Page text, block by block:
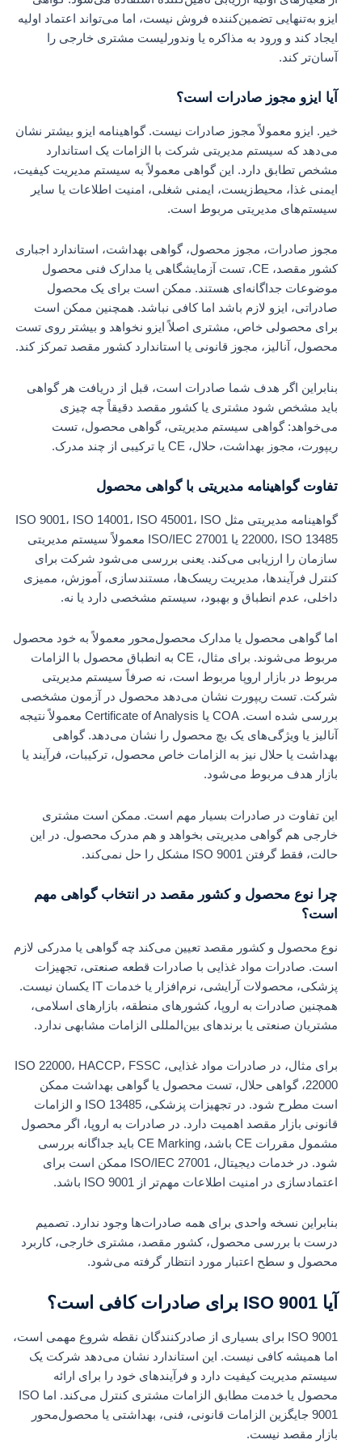
ایزو به‌تنهایی تضمین‌کننده فروش نیست، اما می‌تواند اعتماد اولیه
ایجاد کند و ورود به مذاکره یا وندورلیست مشتری خارجی را
آسان‌تر کند.
آیا ایزو مجوز صادرات است؟
خیر. ایزو معمولاً مجوز صادرات نیست. گواهینامه ایزو بیشتر نشان
می‌دهد که سیستم مدیریتی شرکت با الزامات یک استاندارد
مشخص تطابق دارد. این گواهی معمولاً به سیستم مدیریت کیفیت،
ایمنی غذا، محیط‌زیست، ایمنی شغلی، امنیت اطلاعات یا سایر
سیستم‌های مدیریتی مربوط است.
مجوز صادرات، مجوز محصول، گواهی بهداشت، استاندارد اجباری
کشور مقصد، CE، تست آزمایشگاهی یا مدارک فنی محصول
موضوعات جداگانه‌ای هستند. ممکن است برای یک محصول
صادراتی، ایزو لازم باشد اما کافی نباشد. همچنین ممکن است
برای محصولی خاص، مشتری اصلاً ایزو نخواهد و بیشتر روی تست
محصول، آنالیز، مجوز قانونی یا استاندارد کشور مقصد تمرکز کند.
بنابراین اگر هدف شما صادرات است، قبل از دریافت هر گواهی
باید مشخص شود مشتری یا کشور مقصد دقیقاً چه چیزی
می‌خواهد: گواهی سیستم مدیریتی، گواهی محصول، تست
ریپورت، مجوز بهداشت، حلال، CE یا ترکیبی از چند مدرک.
تفاوت گواهینامه مدیریتی با گواهی محصول
گواهینامه مدیریتی مثل ISO 9001، ISO 14001، ISO 45001، ISO
22000، ISO 13485 یا ISO/IEC 27001 معمولاً سیستم مدیریتی
سازمان را ارزیابی می‌کند. یعنی بررسی می‌شود شرکت برای
کنترل فرآیندها، مدیریت ریسک‌ها، مستندسازی، آموزش، ممیزی
داخلی، عدم انطباق و بهبود، سیستم مشخصی دارد یا نه.
اما گواهی محصول یا مدارک محصول‌محور معمولاً به خود محصول
مربوط می‌شوند. برای مثال، CE به انطباق محصول با الزامات
مربوط در بازار اروپا مربوط است، نه صرفاً سیستم مدیریتی
شرکت. تست ریپورت نشان می‌دهد محصول در آزمون مشخصی
بررسی شده است. COA یا Certificate of Analysis معمولاً نتیجه
آنالیز یا ویژگی‌های یک بچ محصول را نشان می‌دهد. گواهی
بهداشت یا حلال نیز به الزامات خاص محصول، ترکیبات، فرآیند یا
بازار هدف مربوط می‌شود.
این تفاوت در صادرات بسیار مهم است. ممکن است مشتری
خارجی هم گواهی مدیریتی بخواهد و هم مدرک محصول. در این
حالت، فقط گرفتن ISO 9001 مشکل را حل نمی‌کند.
چرا نوع محصول و کشور مقصد در انتخاب گواهی مهم
است؟
نوع محصول و کشور مقصد تعیین می‌کند چه گواهی یا مدرکی لازم
است. صادرات مواد غذایی با صادرات قطعه صنعتی، تجهیزات
پزشکی، محصولات آرایشی، نرم‌افزار یا خدمات IT یکسان نیست.
همچنین صادرات به اروپا، کشورهای منطقه، بازارهای اسلامی،
مشتریان صنعتی یا برندهای بین‌المللی الزامات مشابهی ندارد.
برای مثال، در صادرات مواد غذایی، ISO 22000، HACCP، FSSC
22000، گواهی حلال، تست محصول یا گواهی بهداشت ممکن
است مطرح شود. در تجهیزات پزشکی، ISO 13485 و الزامات
قانونی بازار مقصد اهمیت دارد. در صادرات به اروپا، اگر محصول
مشمول مقررات CE باشد، CE Marking باید جداگانه بررسی
شود. در خدمات دیجیتال، ISO/IEC 27001 ممکن است برای
اعتمادسازی در امنیت اطلاعات مهم‌تر از ISO 9001 باشد.
بنابراین نسخه واحدی برای همه صادرات‌ها وجود ندارد. تصمیم
درست با بررسی محصول، کشور مقصد، مشتری خارجی، کاربرد
محصول و سطح اعتبار مورد انتظار گرفته می‌شود.
آیا ISO 9001 برای صادرات کافی است؟
ISO 9001 برای بسیاری از صادرکنندگان نقطه شروع مهمی است،
اما همیشه کافی نیست. این استاندارد نشان می‌دهد شرکت یک
سیستم مدیریت کیفیت دارد و فرآیندهای خود را برای ارائه
محصول یا خدمت مطابق الزامات مشتری کنترل می‌کند. اما ISO
9001 جایگزین الزامات قانونی، فنی، بهداشتی یا محصول‌محور
بازار مقصد نیست.